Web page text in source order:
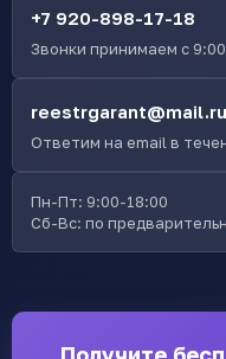
+7 920-898-17-18
Звонки принимаем с
reestrgarant@mail.ru
Ответим на email в
Пн-Пт: 9:00-18:00
Сб-Вс: по